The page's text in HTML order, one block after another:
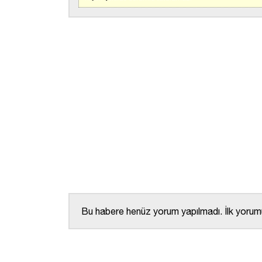
Bu habere henüz yorum yapılmadı. İlk